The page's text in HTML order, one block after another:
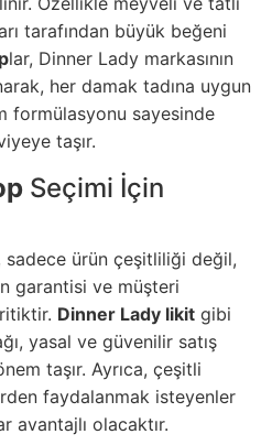
tarafından büyük beğeni
lar, Dinner Lady markasının
her damak tadına uygun
formülasyonu sayesinde
taşır.
Seçimi İçin
sadece ürün çeşitliliği değil,
garantisi ve müşteri
Dinner Lady likit gibi
yasal ve güvenilir satış
taşır. Ayrıca, çeşitli
faydalanmak isteyenler
avantajlı olacaktır.